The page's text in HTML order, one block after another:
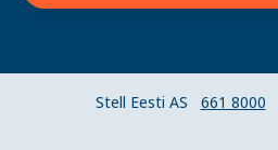
Stell Eesti AS 661 8000